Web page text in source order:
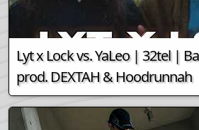
Lyt x Lock vs. YaLeo | 32tel |
prod. DEXTAH & Hoodrunnah